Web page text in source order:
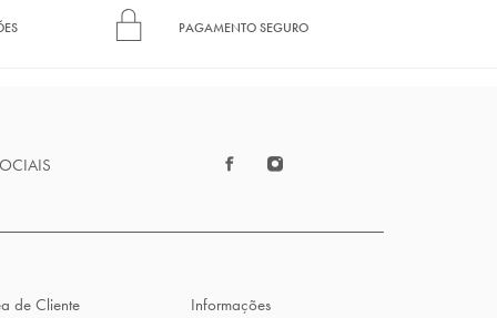
PAGAMENTO SEGURO
de Cliente Informações